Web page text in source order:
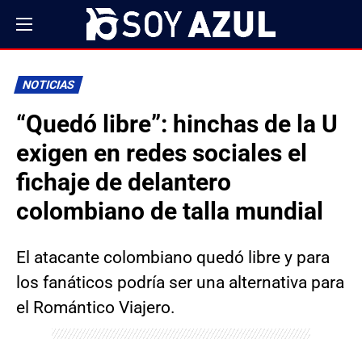
NOTICIAS
“Quedó libre”: hinchas de la U
exigen en redes sociales el
fichaje de delantero
colombiano de talla mundial
El atacante colombiano quedó libre y para
los fanáticos podría ser una alternativa para
el Romántico Viajero.